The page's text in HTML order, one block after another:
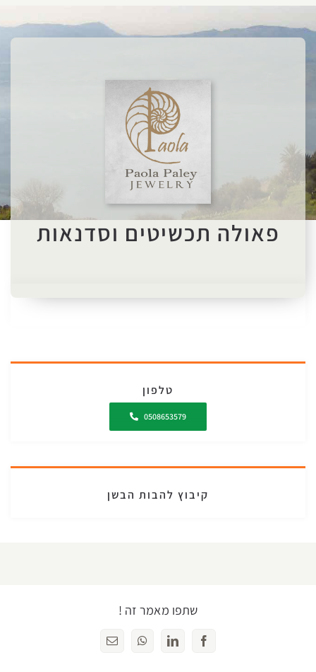
פאולה תכשיטים וסדנאות
טלפון
0508653579
קיבוץ להבות הבשן
שתפו מאמר זה !
Facebook
LinkedIn
WhatsAppכתובת